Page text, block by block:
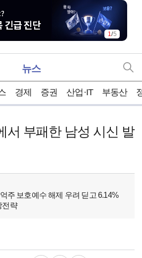
1/5
뉴스
경제 증권 산업·IT 부동산
서 부패한 남성 시신 발
주 보호예수 해제 우려 딛고 6.14%
전략